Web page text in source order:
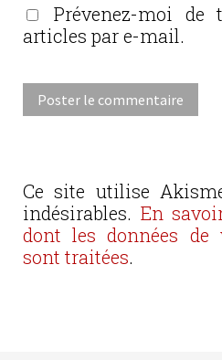
Prévenez-moi de
articles par e-mail.
Ce site utilise
indésirables. En
dont les données de
sont traitées.